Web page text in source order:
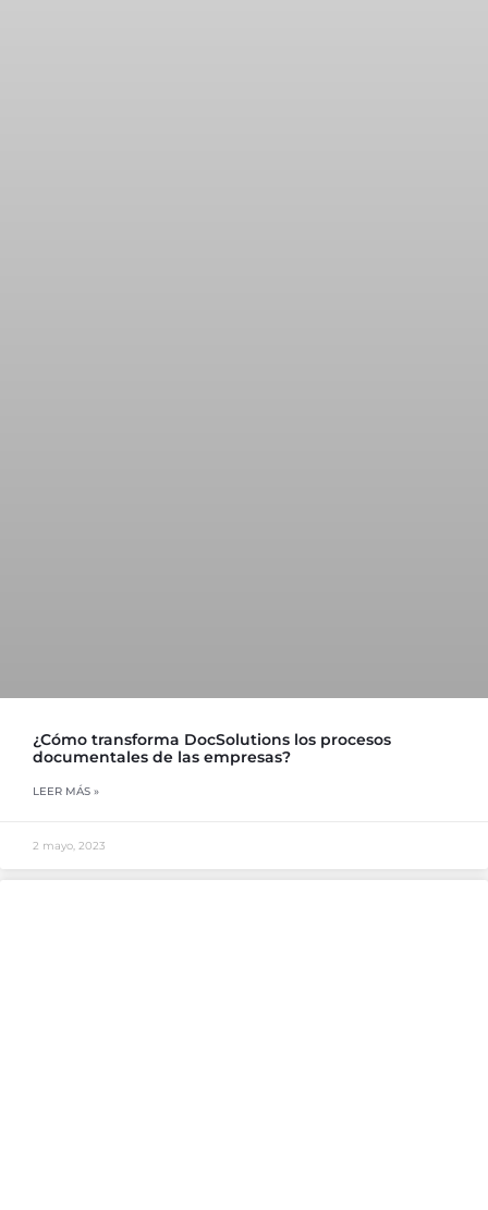
¿Cómo transforma DocSolutions los procesos
documentales de las empresas?
LEER MÁS »
2 mayo, 2023